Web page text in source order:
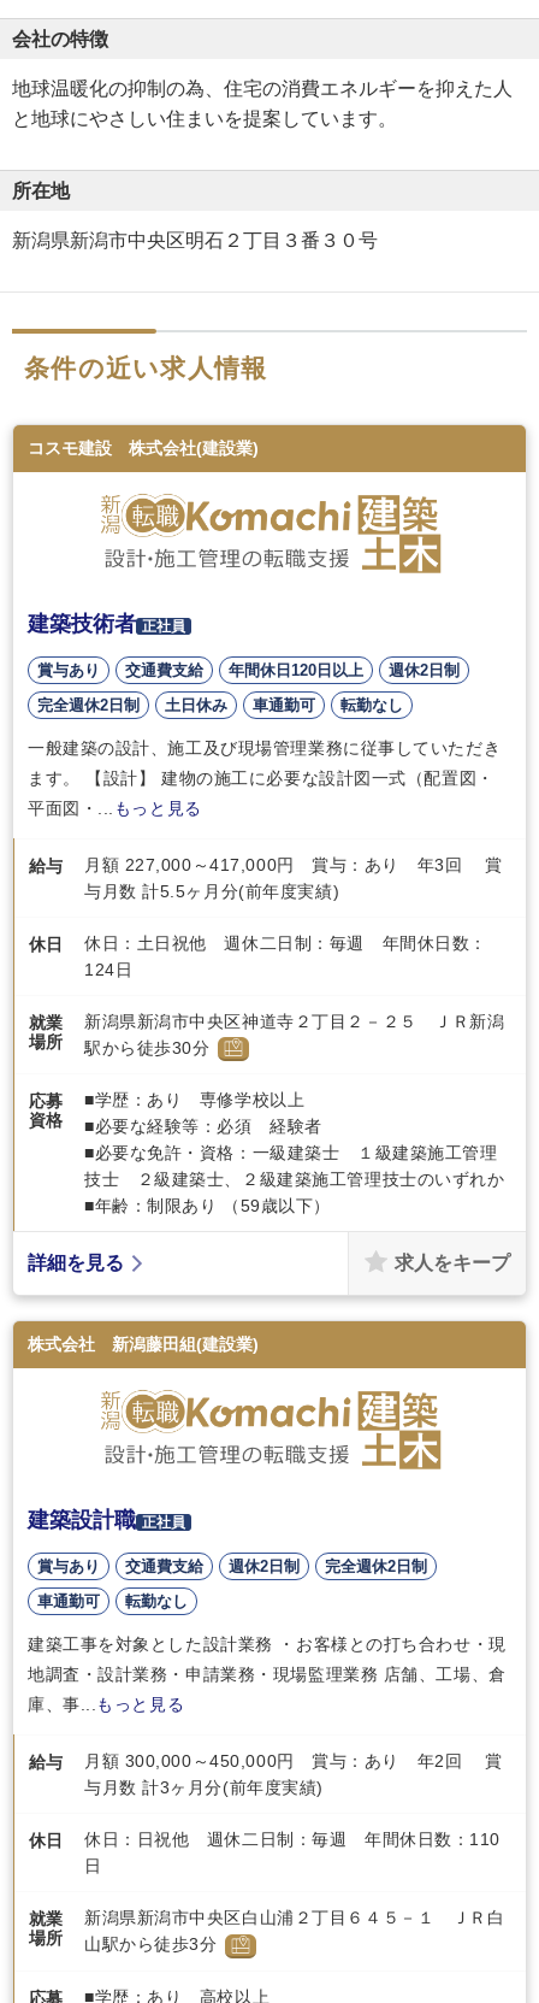
会社の特徴
地球温暖化の抑制の為、住宅の消費エネルギーを抑えた人
と地球にやさしい住まいを提案しています。
所在地
新潟県新潟市中央区明石２丁目３番３０号
条件の近い求人情報
コスモ建設 株式会社(建設業)
建築技術者 正社員
賞与あり 交通費支給 年間休日120日以上
週休2日制
完全週休2日制
土日休み 車通勤可 転勤なし
一般建築の設計、施工及び現場管理業務に従事していただき
ます。 【設計】 建物の施工に必要な設計図一式（配置図・
平面図・...
もっと見る
給与
月額 227,000～417,000円 賞与：あり 年3回 賞
与月数 計5.5ヶ月分(前年度実績)
休日
休日：土日祝他 週休二日制：毎週 年間休日数：
124日
就業
場所
新潟県新潟市中央区神道寺２丁目２－２５ ＪＲ新潟
駅から徒歩30分
応募
資格
■学歴：あり 専修学校以上
■必要な経験等：必須 経験者
■必要な免許・資格：一級建築士 １級建築施工管理
技士 ２級建築士、２級建築施工管理技士のいずれか
■年齢：制限あり （59歳以下）
詳細を見る 求人をキープ
株式会社 新潟藤田組(建設業)
建築設計職 正社員
賞与あり 交通費支給 週休2日制
完全週休2日制
車通勤可
転勤なし
建築工事を対象とした設計業務 ・お客様との打ち合わせ・現
地調査・設計業務・申請業務・現場監理業務 店舗、工場、倉
庫、事...もっと見る
給与
月額 300,000～450,000円 賞与：あり 年2回 賞
与月数 計3ヶ月分(前年度実績)
休日
休日：日祝他 週休二日制：毎週 年間休日数：110
日
就業
場所
新潟県新潟市中央区白山浦２丁目６４５－１ ＪＲ白
山駅から徒歩3分
応募 ■学歴：あり 高校以上